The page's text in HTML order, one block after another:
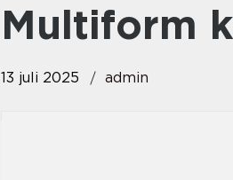
Multiform
13 juli 2025 admin